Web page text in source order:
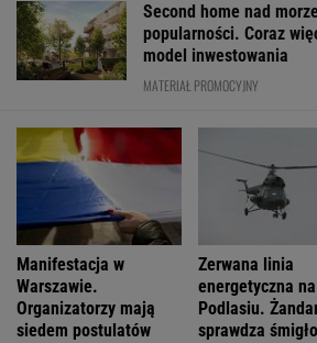
Second home nad
popularności. Coraz
model inwestowania
MATERIAŁ PROMOCYJNY
Manifestacja w
Warszawie.
Organizatorzy mają
siedem postulatów
Zerwana linia
energetyczna na
Podlasiu.
sprawdza